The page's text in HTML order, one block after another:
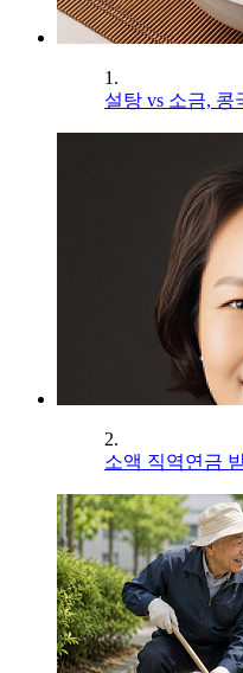
1.
설탕 vs 소금, 콩
2.
소액 직역연금